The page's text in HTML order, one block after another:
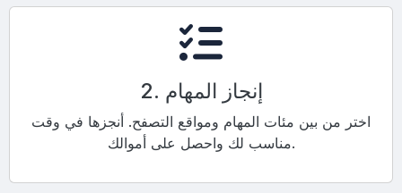
2. إنجاز المهام
اختر من بين مئات المهام ومواقع التصفح. أنجزها في وقت
مناسب لك واحصل على أموالك.